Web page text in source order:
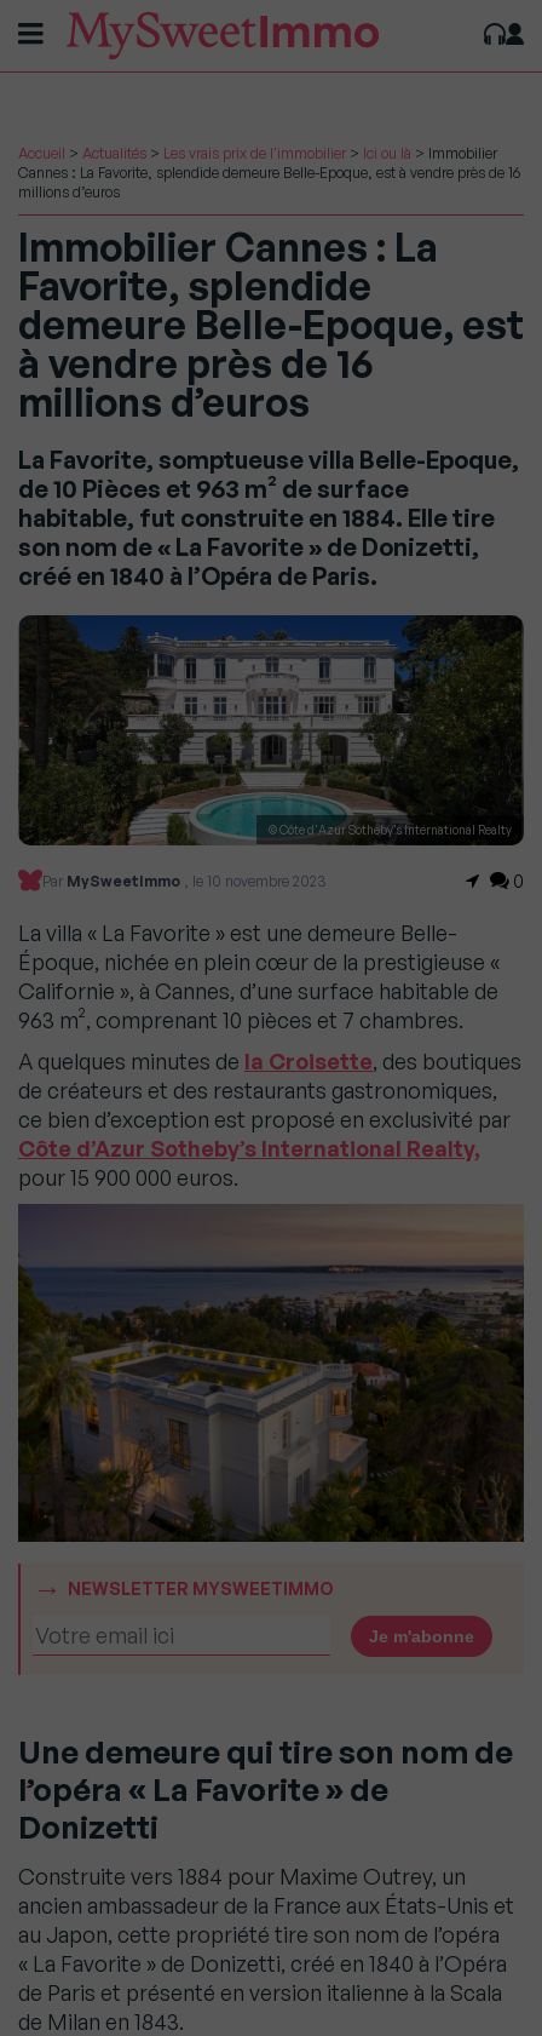
Accueil > Actualités > Les vrais prix de l'immobilier > Ici ou là > Immobilier
Cannes : La Favorite, splendide demeure Belle-Epoque, est à vendre près de 16
millions d’euros
Immobilier Cannes : La
Favorite, splendide
demeure Belle-Epoque, est
à vendre près de 16
millions d’euros
La Favorite, somptueuse villa Belle-Epoque,
de 10 Pièces et 963 m² de surface
habitable, fut construite en 1884. Elle tire
son nom de « La Favorite » de Donizetti,
créé en 1840 à l’Opéra de Paris.
© Côte d'Azur Sotheby's International Realty
Par MySweetImmo , le 10 novembre 2023 0
La villa « La Favorite » est une demeure Belle-
Époque, nichée en plein cœur de la prestigieuse «
Californie », à Cannes, d’une surface habitable de
963 m², comprenant 10 pièces et 7 chambres.
A quelques minutes de la Croisette, des boutiques
de créateurs et des restaurants gastronomiques,
ce bien d’exception est proposé en exclusivité par
Côte d’Azur Sotheby’s International Realty,
pour 15 900 000 euros.
NEWSLETTER MYSWEETIMMO
Une demeure qui tire son nom de
l’opéra « La Favorite » de
Donizetti
Construite vers 1884 pour Maxime Outrey, un
ancien ambassadeur de la France aux États-Unis et
au Japon, cette propriété tire son nom de l’opéra
« La Favorite » de Donizetti, créé en 1840 à l’Opéra
de Paris et présenté en version italienne à la Scala
de Milan en 1843.